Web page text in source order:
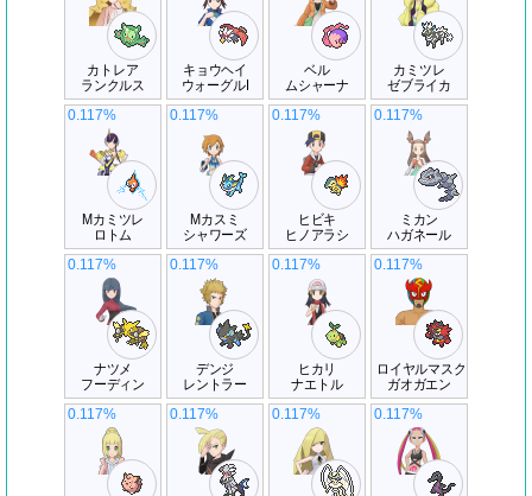
カトレア
ランクルス
キョウヘイ
ウォーグルI
ベル
ムシャーナ
カミツレ
ゼブライカ
Mカミツレ
ロトム
0.117%
Mカスミ
シャワーズ
0.117%
ヒビキ
ヒノアラシ
0.117%
ミカン
ハガネール
0.117%
ナツメ
フーディン
0.117%
デンジ
レントラー
0.117%
ヒカリ
ナエトル
0.117%
ロイヤルマスク
ガオガエン
0.117%
0.117% 0.117% 0.117% 0.117%